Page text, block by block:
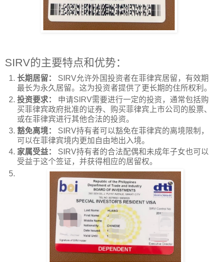
SIRV的主要特点和优势：
长期居留：
SIRV允许外国投资者在菲律宾居留，有效期
最长为永久居留。这为投资者提供了更长期的住所权利。
投资要求：
申请SIRV需要进行一定的投资，通常包括购
买菲律宾政府批准的证券、购买菲律宾上市公司的股票、
或在菲律宾进行其他合法的投资。
豁免离境：
SIRV持有者可以豁免在菲律宾的离境限制，
可以在菲律宾境内更加自由地出入境。
家属受益：
SIRV持有者的合法配偶和未成年子女也可以
受益于这个签证，并获得相应的居留权。